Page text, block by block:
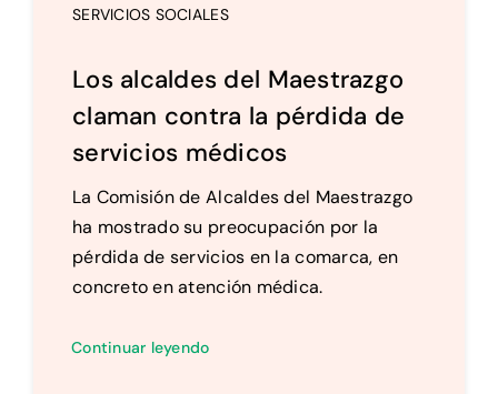
SERVICIOS SOCIALES
Los alcaldes del Maestrazgo
claman contra la pérdida de
servicios médicos
La Comisión de Alcaldes del Maestrazgo
ha mostrado su preocupación por la
pérdida de servicios en la comarca, en
concreto en atención médica.
Continuar leyendo